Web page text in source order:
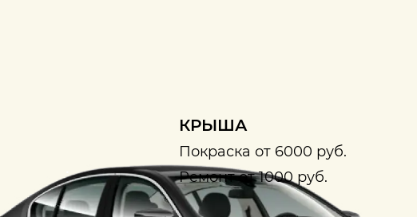
КРЫША
Покраска от 6000 руб.
Ремонт от 1000 руб.